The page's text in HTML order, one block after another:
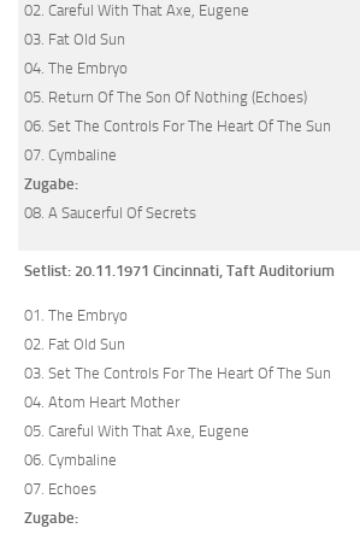
02. Careful With That Axe, Eugene
03. Fat Old Sun
04. The Embryo
05. Return Of The Son Of Nothing (Echoes)
06. Set The Controls For The Heart Of The Sun
07. Cymbaline
Zugabe:
08. A Saucerful Of Secrets
Setlist: 20.11.1971 Cincinnati, Taft Auditorium
01. The Embryo
02. Fat Old Sun
03. Set The Controls For The Heart Of The Sun
04. Atom Heart Mother
05. Careful With That Axe, Eugene
06. Cymbaline
07. Echoes
Zugabe: